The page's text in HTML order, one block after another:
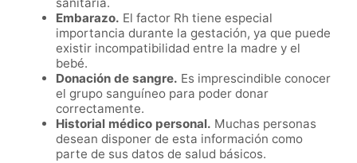
Embarazo. El factor Rh tiene especial
importancia durante la gestación, ya que puede
existir incompatibilidad entre la madre y el
bebé.
Donación de sangre. Es imprescindible conocer
el grupo sanguíneo para poder donar
correctamente.
Historial médico personal. Muchas personas
desean disponer de esta información como
parte de sus datos de salud básicos.